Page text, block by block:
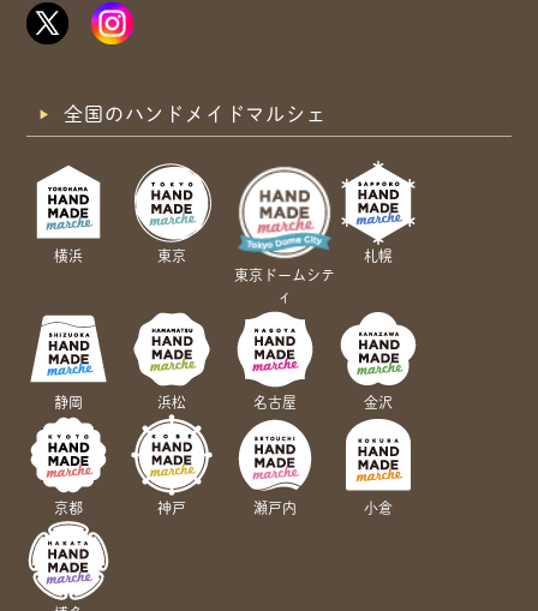
全国のハンドメイドマルシェ
横浜
東京
東京ドームシテ
ィ
札幌
静岡 浜松 名古屋 金沢
京都 神戸 瀬戸内 小倉